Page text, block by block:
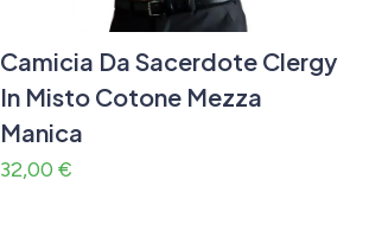
Camicia Da Sacerdote Clergy
In Misto Cotone Mezza
Manica
32,00 €